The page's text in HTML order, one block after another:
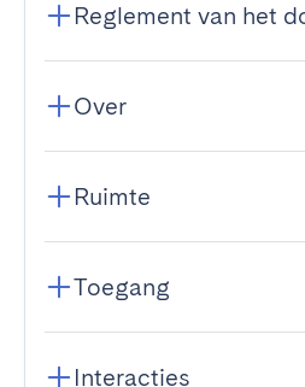
Reglement van het
Over
Ruimte
Toegang
Interacties